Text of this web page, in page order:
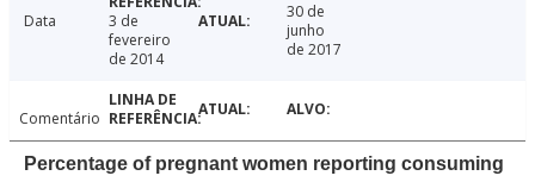
Data
3 de
fevereiro
de 2014
30 de
junho
de 2017
Comentário
Percentage of pregnant women reporting consuming